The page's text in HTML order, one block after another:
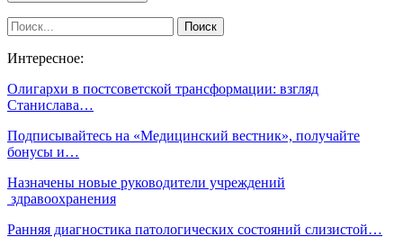
Интересное:
Олигархи в постсоветской трансформации: взгляд
Станислава…
Подписывайтесь на «Медицинский вестник», получайте
бонусы и…
Назначены новые руководители учреждений
здравоохранения
Ранняя диагностика патологических состояний слизистой…